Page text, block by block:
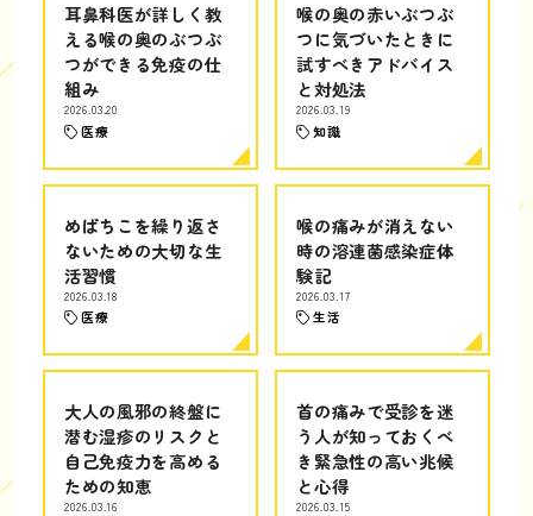
耳鼻科医が詳しく教
える喉の奥のぶつぶ
つができる免疫の仕
組み
2026.03.20
医療
喉の奥の赤いぶつぶ
つに気づいたときに
試すべきアドバイス
と対処法
2026.03.19
知識
めばちこを繰り返さ
ないための大切な生
活習慣
2026.03.18
医療
喉の痛みが消えない
時の溶連菌感染症体
験記
2026.03.17
生活
大人の風邪の終盤に
潜む湿疹のリスクと
自己免疫力を高める
ための知恵
2026.03.16
首の痛みで受診を迷
う人が知っておくべ
き緊急性の高い兆候
と心得
2026.03.15